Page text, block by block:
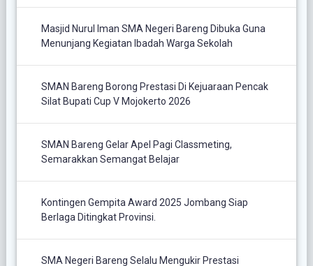
Masjid Nurul Iman SMA Negeri Bareng Dibuka Guna
Menunjang Kegiatan Ibadah Warga Sekolah
SMAN Bareng Borong Prestasi Di Kejuaraan Pencak
Silat Bupati Cup V Mojokerto 2026
SMAN Bareng Gelar Apel Pagi Classmeting,
Semarakkan Semangat Belajar
Kontingen Gempita Award 2025 Jombang Siap
Berlaga Ditingkat Provinsi.
SMA Negeri Bareng Selalu Mengukir Prestasi